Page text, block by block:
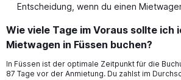
Entscheidung, wenn du einen
Wie viele Tage im Voraus sollte ich
Mietwagen in Füssen buchen?
In Füssen ist der optimale Zeitpunkt für die
87 Tage vor der Anmietung. Du zahlst im